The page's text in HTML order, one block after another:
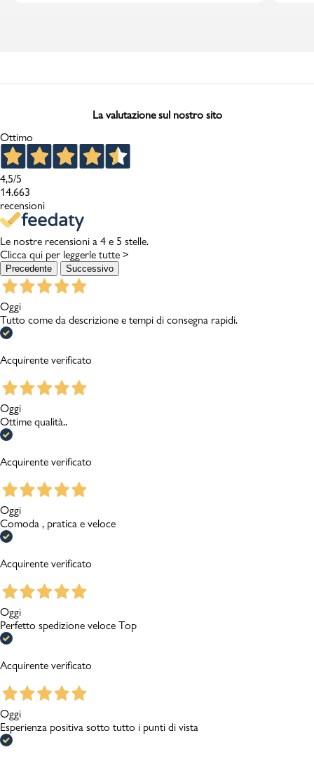
La valutazione sul nostro sito
Ottimo
4,5/5
14.663
recensioni
Le nostre recensioni a 4 e 5 stelle.
Clicca qui per leggerle tutte >
Precedente Successivo
Oggi
Tutto come da descrizione e tempi di consegna rapidi.
Acquirente verificato
Oggi
Ottime qualità..
Acquirente verificato
Oggi
Comoda , pratica e veloce
Acquirente verificato
Oggi
Perfetto spedizione veloce Top
Acquirente verificato
Oggi
Esperienza positiva sotto tutto i punti di vista